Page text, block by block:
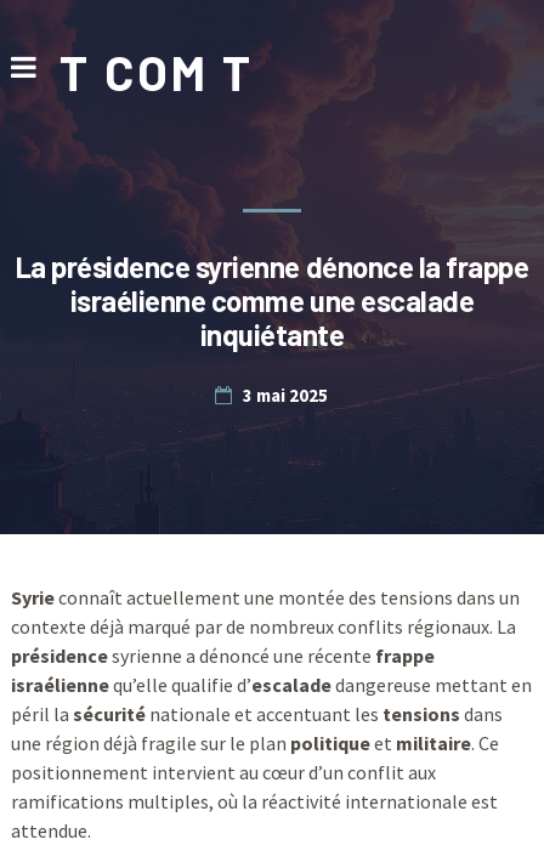
T COM T
La présidence syrienne dénonce la frappe
israélienne comme une escalade
inquiétante
3 mai 2025
Syrieconnaît actuellement une montée des tensions dans un
contexte déjà marqué par de nombreux conflits régionaux. La
présidencesyrienne a dénoncé une récente frappe
israéliennequ’elle qualifie d’escaladedangereuse mettant en
péril la sécuriténationale et accentuant les tensions dans
une région déjà fragile sur le plan politiqueet militaire. Ce
positionnement intervient au cœur d’un conflit aux
ramifications multiples, où la réactivité internationale est
attendue.